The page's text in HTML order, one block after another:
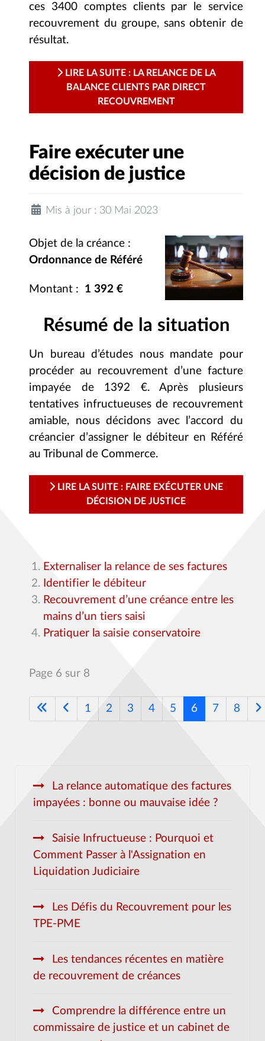
ces 3400 comptes clients par le service
recouvrement du groupe, sans obtenir de
résultat.
LIRE LA SUITE : LA RELANCE DE LA
BALANCE CLIENTS PAR DIRECT
RECOUVREMENT
Faire exécuter une
décision de justice
Mis à jour : 30 Mai 2023
Objet de la créance :
Ordonnance de Référé
Montant : 1 392 €
Résumé de la situation
Un bureau d’études nous mandate pour
procéder au recouvrement d’une facture
impayée de 1392 €. Après plusieurs
tentatives infructueuses de recouvrement
amiable, nous décidons avec l’accord du
créancier d’assigner le débiteur en Référé
au Tribunal de Commerce.
LIRE LA SUITE : FAIRE EXÉCUTER UNE
DÉCISION DE JUSTICE
Externaliser la relance de ses factures
Identifier le débiteur
Recouvrement d’une créance entre les
mains d’un tiers saisi
Pratiquer la saisie conservatoire
Page 6 sur 8
1 2 3 4 5 6 7 8
La relance automatique des factures
impayées : bonne ou mauvaise idée ?
Saisie Infructueuse : Pourquoi et
Comment Passer à l'Assignation en
Liquidation Judiciaire
Les Défis du Recouvrement pour les
TPE-PME
Les tendances récentes en matière
de recouvrement de créances
Comprendre la différence entre un
commissaire de justice et un cabinet de